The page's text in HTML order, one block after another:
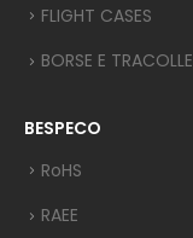
FLIGHT CASES
BORSE E TRACOLLE
BESPECO
RoHS
RAEE